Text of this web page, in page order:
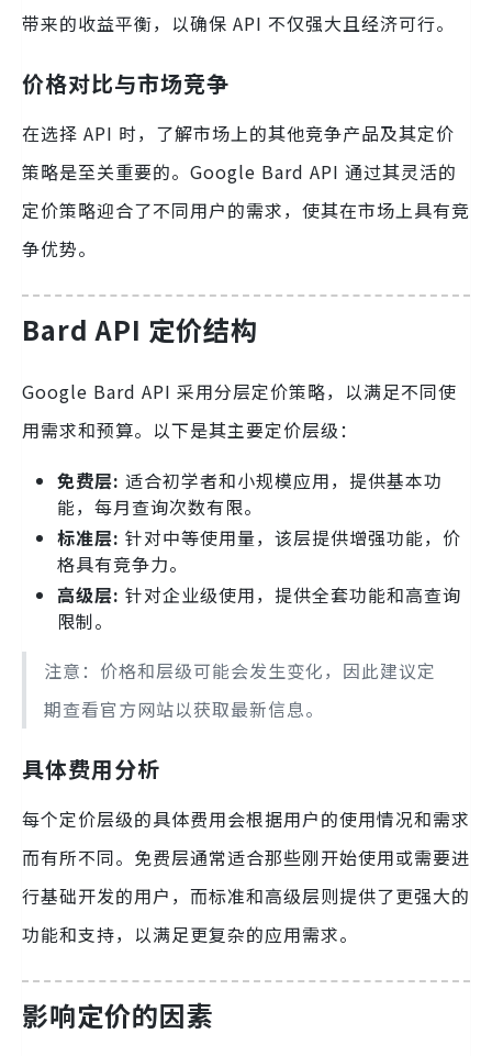
带来的收益平衡，以确保 API 不仅强大且经济可行。
价格对比与市场竞争
在选择 API 时，了解市场上的其他竞争产品及其定价
策略是至关重要的。Google Bard API 通过其灵活的
定价策略迎合了不同用户的需求，使其在市场上具有竞
争优势。
Bard API 定价结构
Google Bard API 采用分层定价策略，以满足不同使
用需求和预算。以下是其主要定价层级：
免费层: 适合初学者和小规模应用，提供基本功
能，每月查询次数有限。
标准层: 针对中等使用量，该层提供增强功能，价
格具有竞争力。
高级层: 针对企业级使用，提供全套功能和高查询
限制。
注意：价格和层级可能会发生变化，因此建议定
期查看官方网站以获取最新信息。
具体费用分析
每个定价层级的具体费用会根据用户的使用情况和需求
而有所不同。免费层通常适合那些刚开始使用或需要进
行基础开发的用户，而标准和高级层则提供了更强大的
功能和支持，以满足更复杂的应用需求。
影响定价的因素